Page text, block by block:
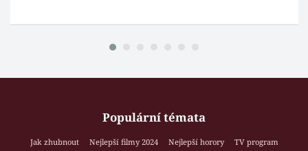
Populární témata
Jak zhubnout Nejlepší filmy 2024 Nejlepší horory
TV program